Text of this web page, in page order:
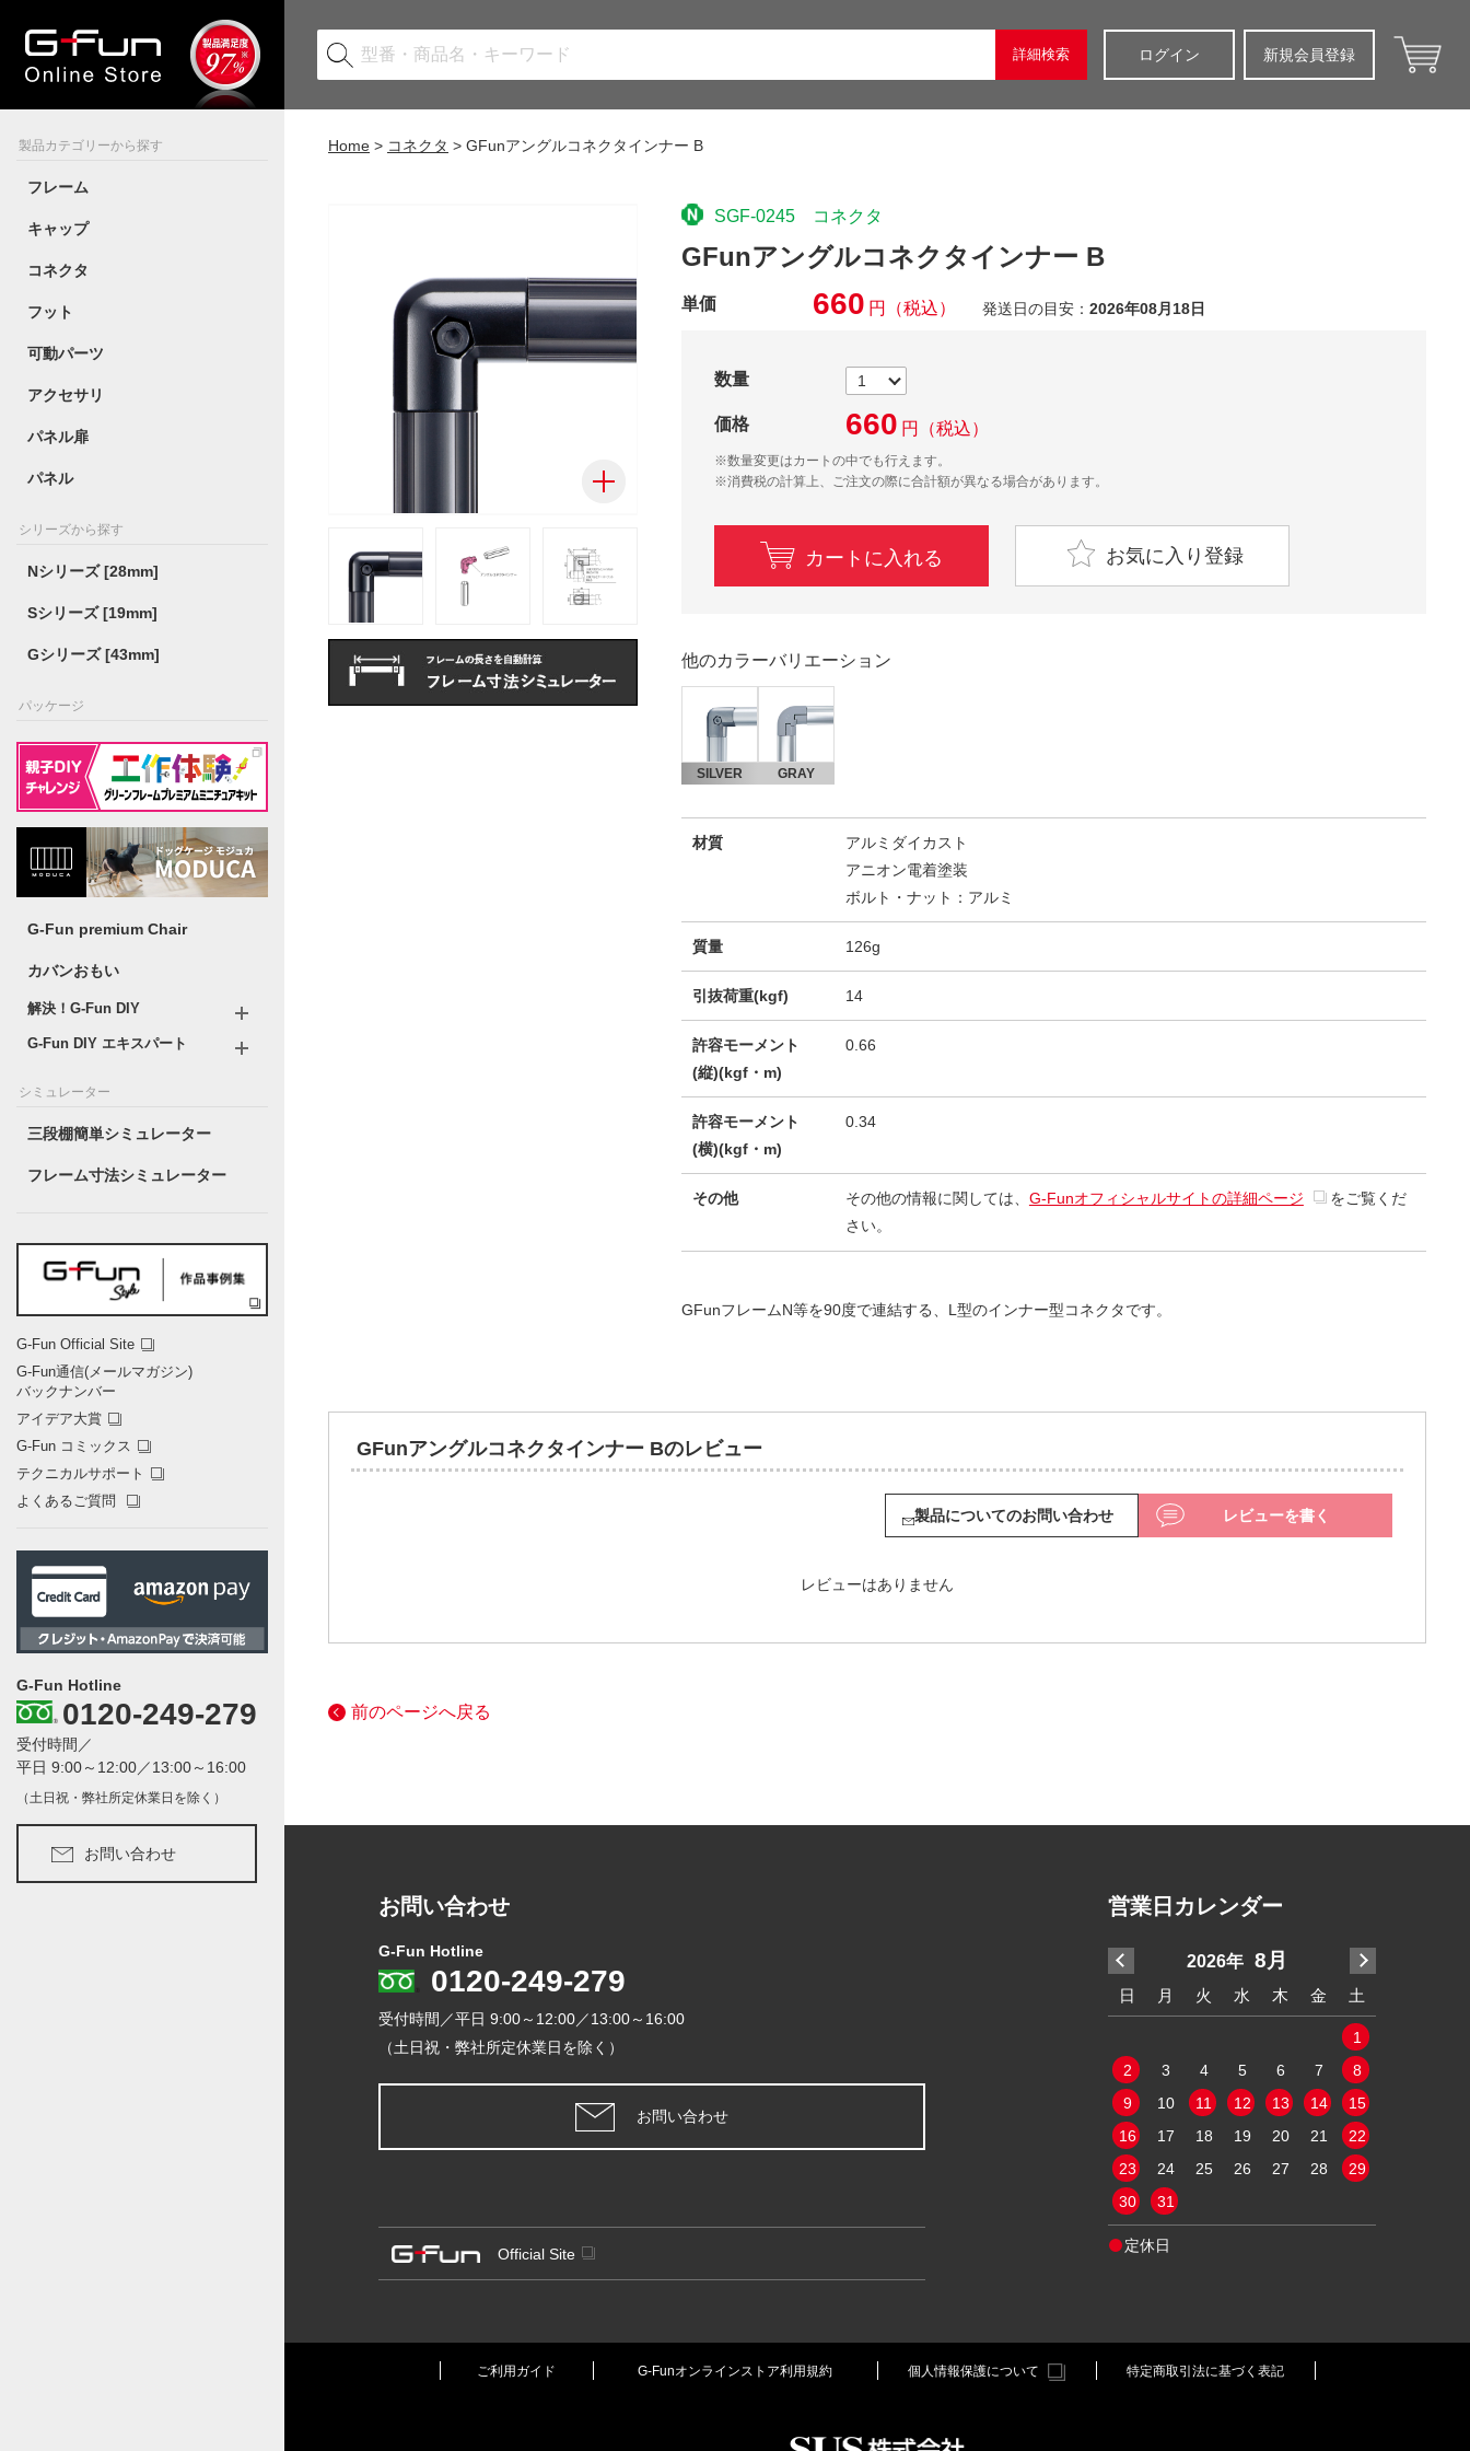
ログイン 新規会員登録
詳細検索
製品カテゴリーから探す
フレーム
キャップ
コネクタ
フット
可動パーツ
アクセサリ
パネル扉
パネル
シリーズから探す
Nシリーズ [28mm]
Sシリーズ [19mm]
Gシリーズ [43mm]
パッケージ
G-Fun premium Chair
カバンおもい
解決！G-Fun DIY
G-Fun DIY エキスパート
シミュレーター
三段棚簡単シミュレーター
フレーム寸法シミュレーター
G-Fun Official Site
G-Fun通信(メールマガジン)
バックナンバー
アイデア大賞
G-Fun コミックス
テクニカルサポート
よくあるご質問
G-Fun Hotline
0120-249-279
受付時間／
平日 9:00～12:00／13:00～16:00
（土日祝・弊社所定休業日を除く）
お問い合わせ
Home コネクタ GFunアングルコネクタインナー B
SGF-0245 コネクタ
GFunアングルコネクタインナー B
単価 660 円 （税込） 発送日の目安： 2026年08月18日
数量
価格 660 円 （税込）
※数量変更はカートの中でも行えます。
※消費税の計算上、ご注文の際に合計額が異なる場合があります。
カートに入れる お気に入り登録
他のカラーバリエーション
SILVER GRAY
材質
アルミダイカスト
アニオン電着塗装
ボルト・ナット：アルミ
質量 126g
引抜荷重(kgf) 14
許容モーメント
(縦)(kgf・m)
0.66
許容モーメント
(横)(kgf・m)
0.34
その他 その他の情報に関しては、 G-Funオフィシャルサイトの詳細ページ
をご覧くだ
さい。
GFunフレームN等を90度で連結する、L型のインナー型コネクタです。
GFunアングルコネクタインナー Bのレビュー
製品についてのお問い合わせ レビューを書く
レビューはありません
前のページへ戻る
営業日カレンダー
2026年 8月
日 月 火 水 木 金 土
1
2
3 4 5 6 7
8
9
10 11 12 13 14
15
16
17 18 19 20 21
22
23
24 25 26 27 28
29
30
31
定休日
お問い合わせ
G-Fun Hotline
0120-249-279
受付時間／平日 9:00～12:00／13:00～16:00
（土日祝・弊社所定休業日を除く）
お問い合わせ
Official Site
ご利用ガイド G-Funオンラインストア利用規約 個人情報保護について 特定商取引法に基づく表記